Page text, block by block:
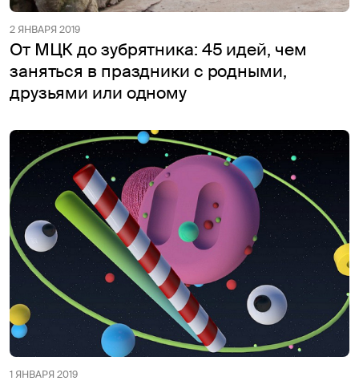
2 ЯНВАРЯ 2019
От МЦК до зубрятника: 45 идей, чем
заняться в праздники с родными,
друзьями или одному
1 ЯНВАРЯ 2019